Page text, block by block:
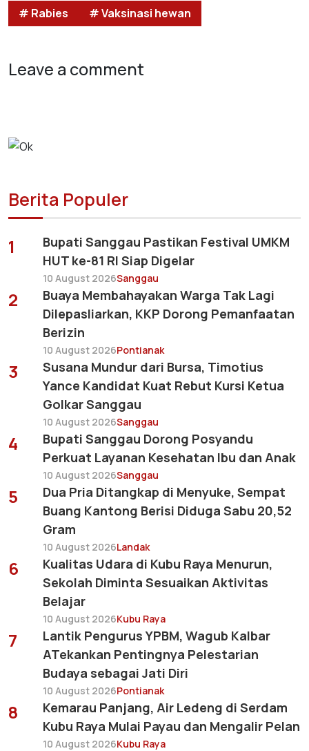
# Rabies # Vaksinasi hewan
Leave a comment
Berita Populer
1
Bupati Sanggau Pastikan Festival UMKM
HUT ke-81 RI Siap Digelar
10 August 2026Sanggau
2
Buaya Membahayakan Warga Tak Lagi
Dilepasliarkan, KKP Dorong Pemanfaatan
Berizin
10 August 2026Pontianak
3
Susana Mundur dari Bursa, Timotius
Yance Kandidat Kuat Rebut Kursi Ketua
Golkar Sanggau
10 August 2026Sanggau
4
Bupati Sanggau Dorong Posyandu
Perkuat Layanan Kesehatan Ibu dan Anak
10 August 2026Sanggau
5
Dua Pria Ditangkap di Menyuke, Sempat
Buang Kantong Berisi Diduga Sabu 20,52
Gram
10 August 2026Landak
6
Kualitas Udara di Kubu Raya Menurun,
Sekolah Diminta Sesuaikan Aktivitas
Belajar
10 August 2026Kubu Raya
7
Lantik Pengurus YPBM, Wagub Kalbar
ATekankan Pentingnya Pelestarian
Budaya sebagai Jati Diri
10 August 2026Pontianak
8
Kemarau Panjang, Air Ledeng di Serdam
Kubu Raya Mulai Payau dan Mengalir Pelan
10 August 2026Kubu Raya